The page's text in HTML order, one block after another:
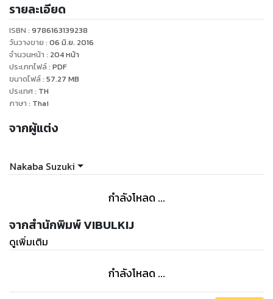
ความจริงที่ถูกเปิดเผย ประตูแห่งความจริงได้ถูกเปิดเผยแล้ว!!
รายละเอียด
ISBN : 9786163139238
วันวางขาย : 06 มิ.ย. 2016
จำนวนหน้า : 204หน้า
ประเภทไฟล์: PDF
ขนาดไฟล์: 57.27 MB
ประเทศ: TH
ภาษา : Thai
จากผู้แต่ง
Nakaba Suzuki
กำลังโหลด ...
จากสำนักพิมพ์ VIBULKIJ
ดูเพิ่มเติม
กำลังโหลด ...